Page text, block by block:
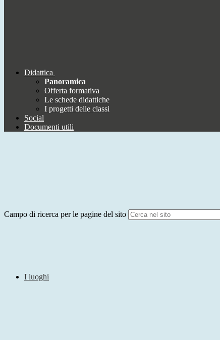
Didattica
Panoramica
Offerta formativa
Le schede didattiche
I progetti delle classi
Social
Documenti utili
Campo di ricerca per le pagine del sito
I luoghi